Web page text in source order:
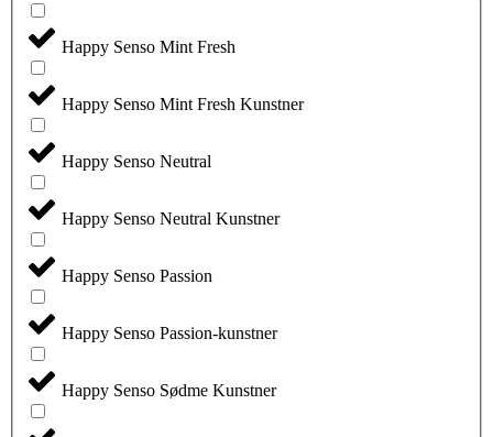
Happy Senso Mint Fresh
Happy Senso Mint Fresh Kunstner
Happy Senso Neutral
Happy Senso Neutral Kunstner
Happy Senso Passion
Happy Senso Passion-kunstner
Happy Senso Sødme Kunstner